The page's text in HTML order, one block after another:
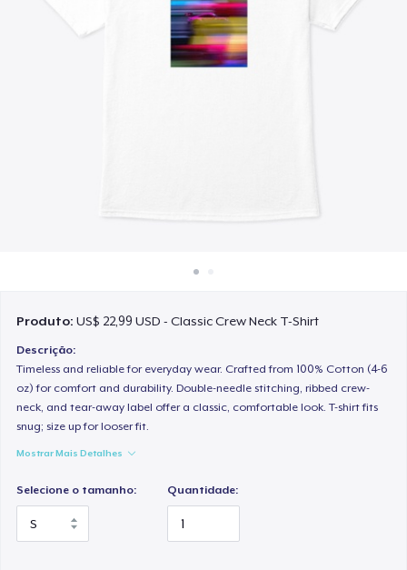
Venda em todo lugar
Produto:US$ 22,99 USD - Classic Crew Neck T-Shirt
Descrição:
Timeless and reliable for everyday wear. Crafted from 100% Cotton (4-6
oz) for comfort and durability. Double-needle stitching, ribbed crew-
neck, and tear-away label offer a classic, comfortable look. T-shirt fits
snug; size up for looser fit.
Mostrar Mais Detalhes
Selecione o tamanho: Quantidade: